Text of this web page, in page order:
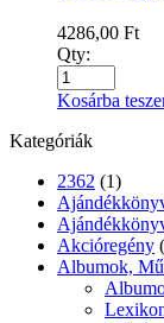
4286,00 Ft
Qty:
Kosárba
Kategóriák
2362 (1)
Akcióregény
Albumok,